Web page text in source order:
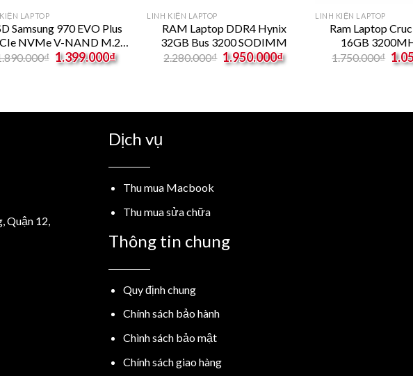
LAPTOP
Samsung 970 EVO Plus
NVMe V-NAND M.2
1TB MZ-V7S1T0BW
₫ Original
price
1.399.000₫
LINH KIỆN LAPTOP
RAM Laptop DDR4 Hynix
32GB Bus 3200 SODIMM
2.280.000₫ Original
price
1.950.000₫
LINH KIỆN LAPTOP
Ram Laptop
16GB
1.750.000₫
price
Quận 12,
Dịch vụ
Thu mua Macbook
Thu mua sửa chữa
Thông tin chung
Quy định chung
Chính sách bảo hành
Chình sách bảo mật
Chính sách giao hàng